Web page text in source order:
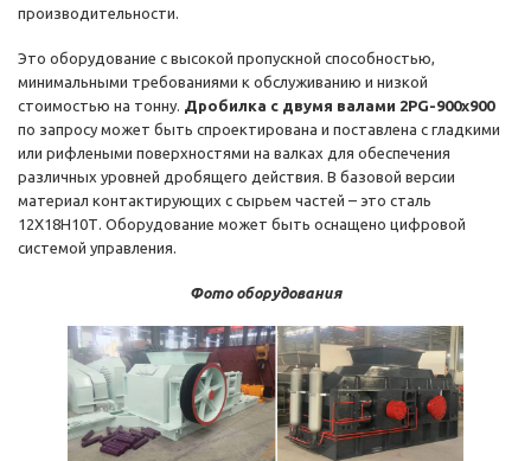
производительности.
Это оборудование с высокой пропускной способностью,
минимальными требованиями к обслуживанию и низкой
стоимостью на тонну. Дробилка с двумя валами 2PG-900x900
по запросу может быть спроектирована и поставлена с гладкими
или рифлеными поверхностями на валках для обеспечения
различных уровней дробящего действия. В базовой версии
материал контактирующих с сырьем частей – это сталь
12Х18Н10Т. Оборудование может быть оснащено цифровой
системой управления.
Фото оборудования